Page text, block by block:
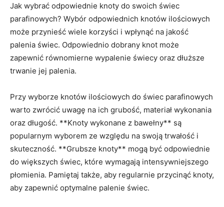
Jak⁣ wybrać ⁢odpowiednie⁢ knoty do swoich ‍świec
⁤parafinowych? Wybór odpowiednich⁣ knotów ​ilościowych
może przynieść⁣ wiele ⁤korzyści i wpłynąć na ‍jakość
palenia świec.​ Odpowiednio dobrany knot może
zapewnić‌ równomierne ​wypalenie⁣ świecy oraz dłuższe⁤
trwanie jej palenia.
Przy‌ wyborze​ knotów ilościowych do‌ świec ‍parafinowych
warto zwrócić​ uwagę‌ na ich grubość, ‌materiał wykonania
⁢oraz długość. **Knoty ​wykonane⁣ z bawełny** są
popularnym wyborem‍ ze względu na‍ swoją‌ trwałość ⁣i
skuteczność. **Grubsze ​knoty** mogą ‌być odpowiednie
do większych‍ świec, które wymagają intensywniejszego
płomienia. Pamiętaj⁤ także, aby ⁤regularnie przycinąć knoty,
aby zapewnić ⁤optymalne ⁢palenie świec.